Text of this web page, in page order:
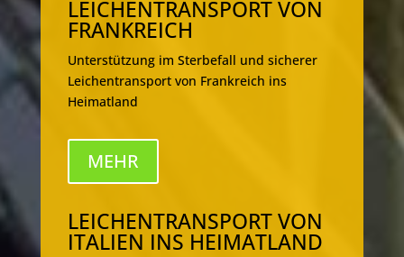
LEICHENTRANSPORT VON
FRANKREICH
Unterstützung im Sterbefall und sicherer
Leichentransport von Frankreich ins
Heimatland
MEHR
LEICHENTRANSPORT VON
ITALIEN INS HEIMATLAND